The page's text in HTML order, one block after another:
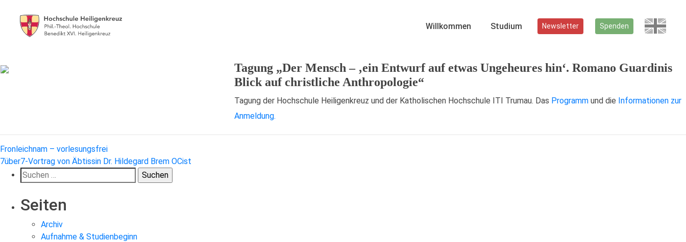
Willkommen Studium Newsletter Spenden
Tagung „Der Mensch – ‚ein Entwurf auf etwas Ungeheures hin‘. Romano Guardinis
Blick auf christliche Anthropologie“
Tagung der Hochschule Heiligenkreuz und der Katholischen Hochschule ITI Trumau. Das Programm und die Informationen zur
Anmeldung.
Beitragsnavigation
Fronleichnam – vorlesungsfrei
7über7-Vortrag von Äbtissin Dr. Hildegard Brem OCist
Suchen
nach:
Seiten
Archiv
Aufnahme & Studienbeginn